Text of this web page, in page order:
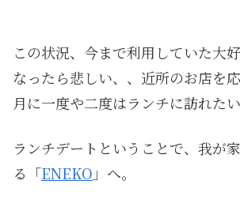
この状況、今まで利用していた大
なったら悲しい、、近所のお店を
月に一度や二度はランチに訪れたい
ランチデートということで、我が
る「ENEKO 」へ。